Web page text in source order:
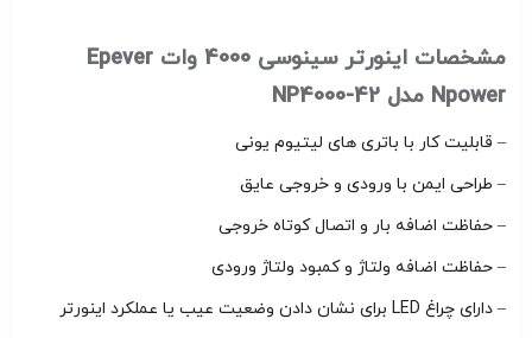
مشخصات اینورتر سینوسی 4000 وات Epever
Npower مدل NP4000-42
– قابلیت کار با باتری های لیتیوم یونی
– طراحی ایمن با ورودی و خروجی عایق
– حفاظت اضافه بار و اتصال کوتاه خروجی
– حفاظت اضافه ولتاژ و کمبود ولتاژ ورودی
– دارای چراغ LED برای نشان دادن وضعیت عیب یا عملکرد اینورتر